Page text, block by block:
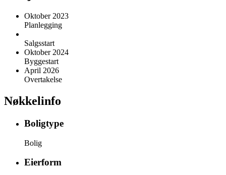
Oktober 2023
Planlegging
Salgsstart
Oktober 2024
Byggestart
April 2026
Overtakelse
Nøkkelinfo
Boligtype
Bolig
Eierform